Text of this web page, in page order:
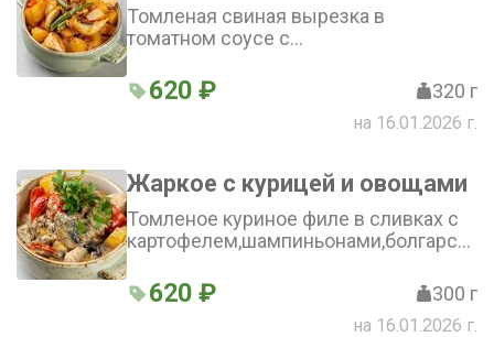
Томленая свиная вырезка в
томатном соусе с
перцем и стручковой фасолью.
620 ₽ 320 г
на 16.01.2026 г.
Жаркое с курицей и овощами
Томленое куриное филе в сливках с
картофелем,шампиньонами,болгарским
620 ₽ 300 г
на 16.01.2026 г.